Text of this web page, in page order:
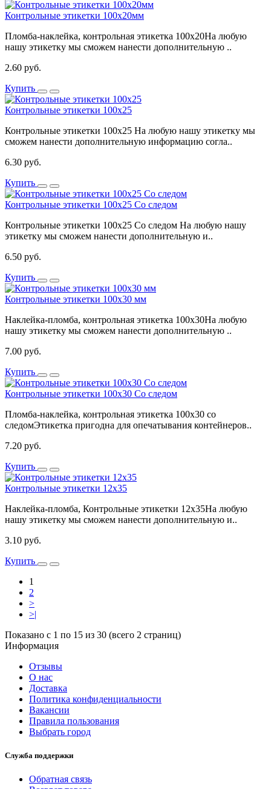
Контрольные этикетки 100x20мм
Пломба-наклейка, контрольная этикетка 100х20На любую
нашу этикетку мы сможем нанести дополнительную ..
2.60 руб.
Купить
Контрольные этикетки 100x25
Контрольные этикетки 100x25 На любую нашу этикетку мы
сможем нанести дополнительную информацию согла..
6.30 руб.
Купить
Контрольные этикетки 100x25 Со следом
Контрольные этикетки 100x25 Со следом На любую нашу
этикетку мы сможем нанести дополнительную и..
6.50 руб.
Купить
Контрольные этикетки 100x30 мм
Наклейка-пломба, контрольная этикетка 100х30На любую
нашу этикетку мы сможем нанести дополнительную ..
7.00 руб.
Купить
Контрольные этикетки 100x30 Со следом
Пломба-наклейка, контрольная этикетка 100х30 со
следомЭтикетка пригодна для опечатывания контейнеров..
7.20 руб.
Купить
Контрольные этикетки 12x35
Наклейка-пломба, Контрольные этикетки 12x35На любую
нашу этикетку мы сможем нанести дополнительную и..
3.10 руб.
Купить
1
2
>
>|
Показано с 1 по 15 из 30 (всего 2 страниц)
Информация
Отзывы
О нас
Доставка
Политика конфиденциальности
Вакансии
Правила пользования
Выбрать город
Служба поддержки
Обратная связь